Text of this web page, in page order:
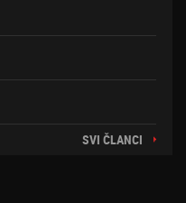
SVI ČLANCI